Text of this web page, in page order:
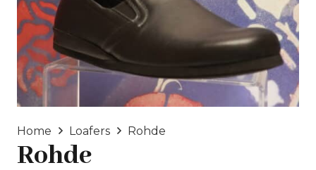
Home Loafers Rohde
Rohde